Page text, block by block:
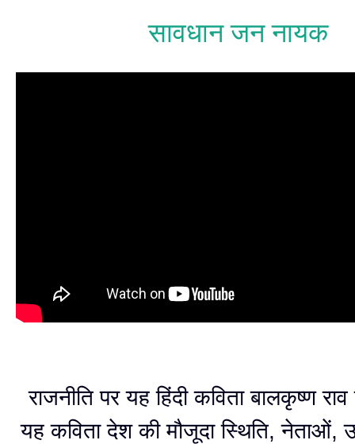
सावधान जन नायक
राजनीति पर यह हिंदी कविता बालकृष्ण
यह कविता देश की मौजूदा स्थिति, नेताओं,